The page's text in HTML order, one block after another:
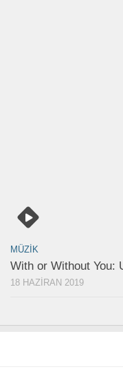
MÜZIK
With or Without You:
18 HAZIRAN 2019